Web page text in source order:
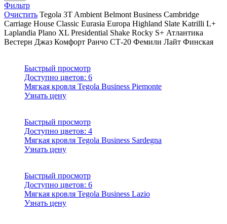
Фильтр
Очистить Tegola 3T Ambient Belmont Business Cambridge
Carriage House Classic Eurasia Europa Highland Slate Katrilli L+
Laplandia Plano XL Presidential Shake Rocky S+ Атлантика
Вестерн Джаз Комфорт Ранчо СТ-20 Фемили Лайт Финская
Быстрый просмотр
Доступно цветов: 6
Мягкая кровля Tegola Business Piemonte
Узнать цену
Быстрый просмотр
Доступно цветов: 4
Мягкая кровля Tegola Business Sardegna
Узнать цену
Быстрый просмотр
Доступно цветов: 6
Мягкая кровля Tegola Business Lazio
Узнать цену